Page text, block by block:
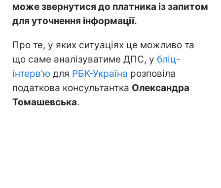
може звернутися до платника із запитом
для уточнення інформації.
Про те, у яких ситуаціях це можливо та
що саме аналізуватиме ДПС, у бліц-
інтерв’ю для РБК-Україна розповіла
податкова консультантка Олександра
Томашевська.